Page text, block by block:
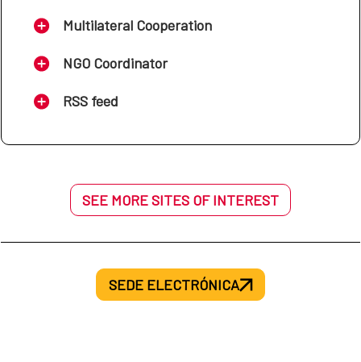
Multilateral Cooperation
NGO Coordinator
RSS feed
SEE MORE SITES OF INTEREST
SEDE ELECTRÓNICA